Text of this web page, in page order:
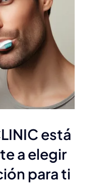
está
a elegir
para ti